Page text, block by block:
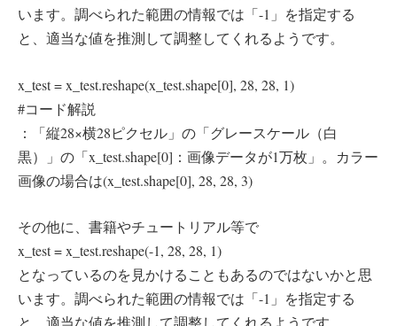
います。調べられた範囲の情報では「-1」を指定する
と、適当な値を推測して調整してくれるようです。
x_test = x_test.reshape(x_test.shape[0], 28, 28, 1)
#コード解説
：「縦28×横28ピクセル」の「グレースケール（白
黒）」の「x_test.shape[0]：画像データが1万枚」。カラー
画像の場合は(x_test.shape[0], 28, 28, 3)
その他に、書籍やチュートリアル等で
x_test = x_test.reshape(-1, 28, 28, 1)
となっているのを見かけることもあるのではないかと思
います。調べられた範囲の情報では「-1」を指定する
と、適当な値を推測して調整してくれるようです。